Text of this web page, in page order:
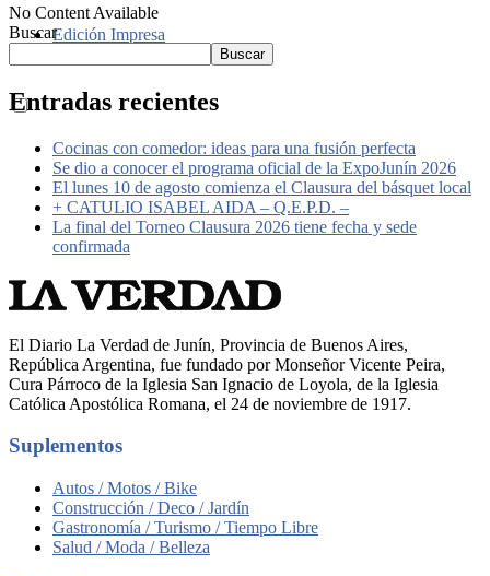
Edición Impresa
No Content Available
Buscar
Buscar
Entradas recientes
Cocinas con comedor: ideas para una fusión perfecta
Se dio a conocer el programa oficial de la ExpoJunín 2026
El lunes 10 de agosto comienza el Clausura del básquet local
+ CATULIO ISABEL AIDA – Q.E.P.D. –
La final del Torneo Clausura 2026 tiene fecha y sede
confirmada
El Diario La Verdad de Junín, Provincia de Buenos Aires,
República Argentina, fue fundado por Monseñor Vicente Peira,
Cura Párroco de la Iglesia San Ignacio de Loyola, de la Iglesia
Católica Apostólica Romana, el 24 de noviembre de 1917.
Suplementos
Autos / Motos / Bike
Construcción / Deco / Jardín
Gastronomía / Turismo / Tiempo Libre
Salud / Moda / Belleza